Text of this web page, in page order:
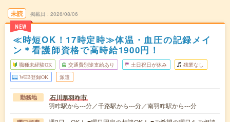
未読
NEW
掲載日 2026/08/06
≪時短OK！17時定時≫体温・血圧の記録メイ
ン＊看護師資格で高時給1900円！
職種未経験OK 交通費別途支給あり 土日祝日が休み 残業なし
WEB登録OK 派遣
勤務地 石川県羽咋市
羽咋駅から---分／千路駅から---分／南羽咋駅から---分